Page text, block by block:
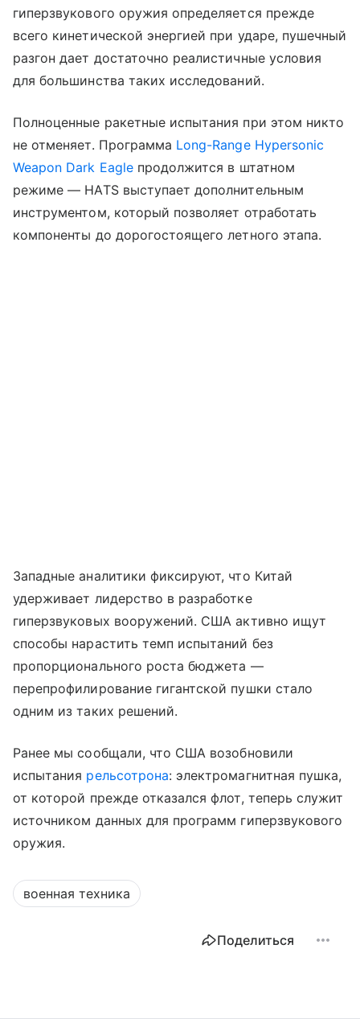
гиперзвукового оружия определяется прежде
всего кинетической энергией при ударе, пушечный
разгон дает достаточно реалистичные условия
для большинства таких исследований.
Полноценные ракетные испытания при этом никто
не отменяет. Программа Long-Range Hypersonic
Weapon Dark Eagleпродолжится в штатном
режиме — HATS выступает дополнительным
инструментом, который позволяет отработать
компоненты до дорогостоящего летного этапа.
Западные аналитики фиксируют, что Китай
удерживает лидерство в разработке
гиперзвуковых вооружений. США активно ищут
способы нарастить темп испытаний без
пропорционального роста бюджета —
перепрофилирование гигантской пушки стало
одним из таких решений.
Ранее мы сообщали, что США возобновили
испытания рельсотрона: электромагнитная пушка,
от которой прежде отказался флот, теперь служит
источником данных для программ гиперзвукового
оружия.
военная техника
Поделиться